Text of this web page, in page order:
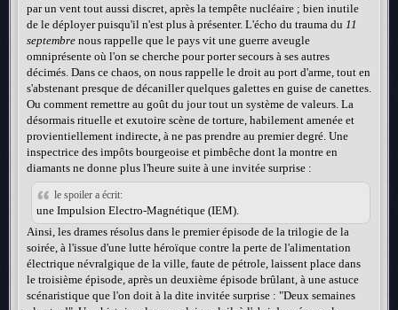
par un vent tout aussi discret, après la tempête nucléaire ; bien inutile
de le déployer puisqu'il n'est plus à présenter. L'écho du trauma du 11
septembre nous rappelle que le pays vit une guerre aveugle
omniprésente où l'on se cherche pour porter secours à ses autres
décimés. Dans ce chaos, on nous rappelle le droit au port d'arme, tout en
s'abstenant presque de décaniller quelques galettes en guise de canettes.
Ou comment remettre au goût du jour tout un système de valeurs. La
désormais rituelle et exutoire scène de torture, habilement amenée et
provientiellement indirecte, à ne pas prendre au premier degré. Une
inspectrice des impôts bourgeoise et pimbêche dont la montre en
diamants ne donne plus l'heure suite à une invitée surprise :
le spoiler a écrit:
une Impulsion Electro-Magnétique (IEM).
Ainsi, les drames résolus dans le premier épisode de la trilogie de la
soirée, à l'issue d'une lutte héroïque contre la perte de l'alimentation
électrique névralgique de la ville, faute de pétrole, laissent place dans
le troisième épisode, après un deuxième épisode brûlant, à une astuce
scénaristique que l'on doit à la dite invitée surprise : "Deux semaines